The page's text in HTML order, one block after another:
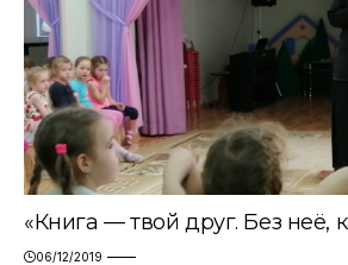
«Книга — твой друг. Без неё,
06/12/2019